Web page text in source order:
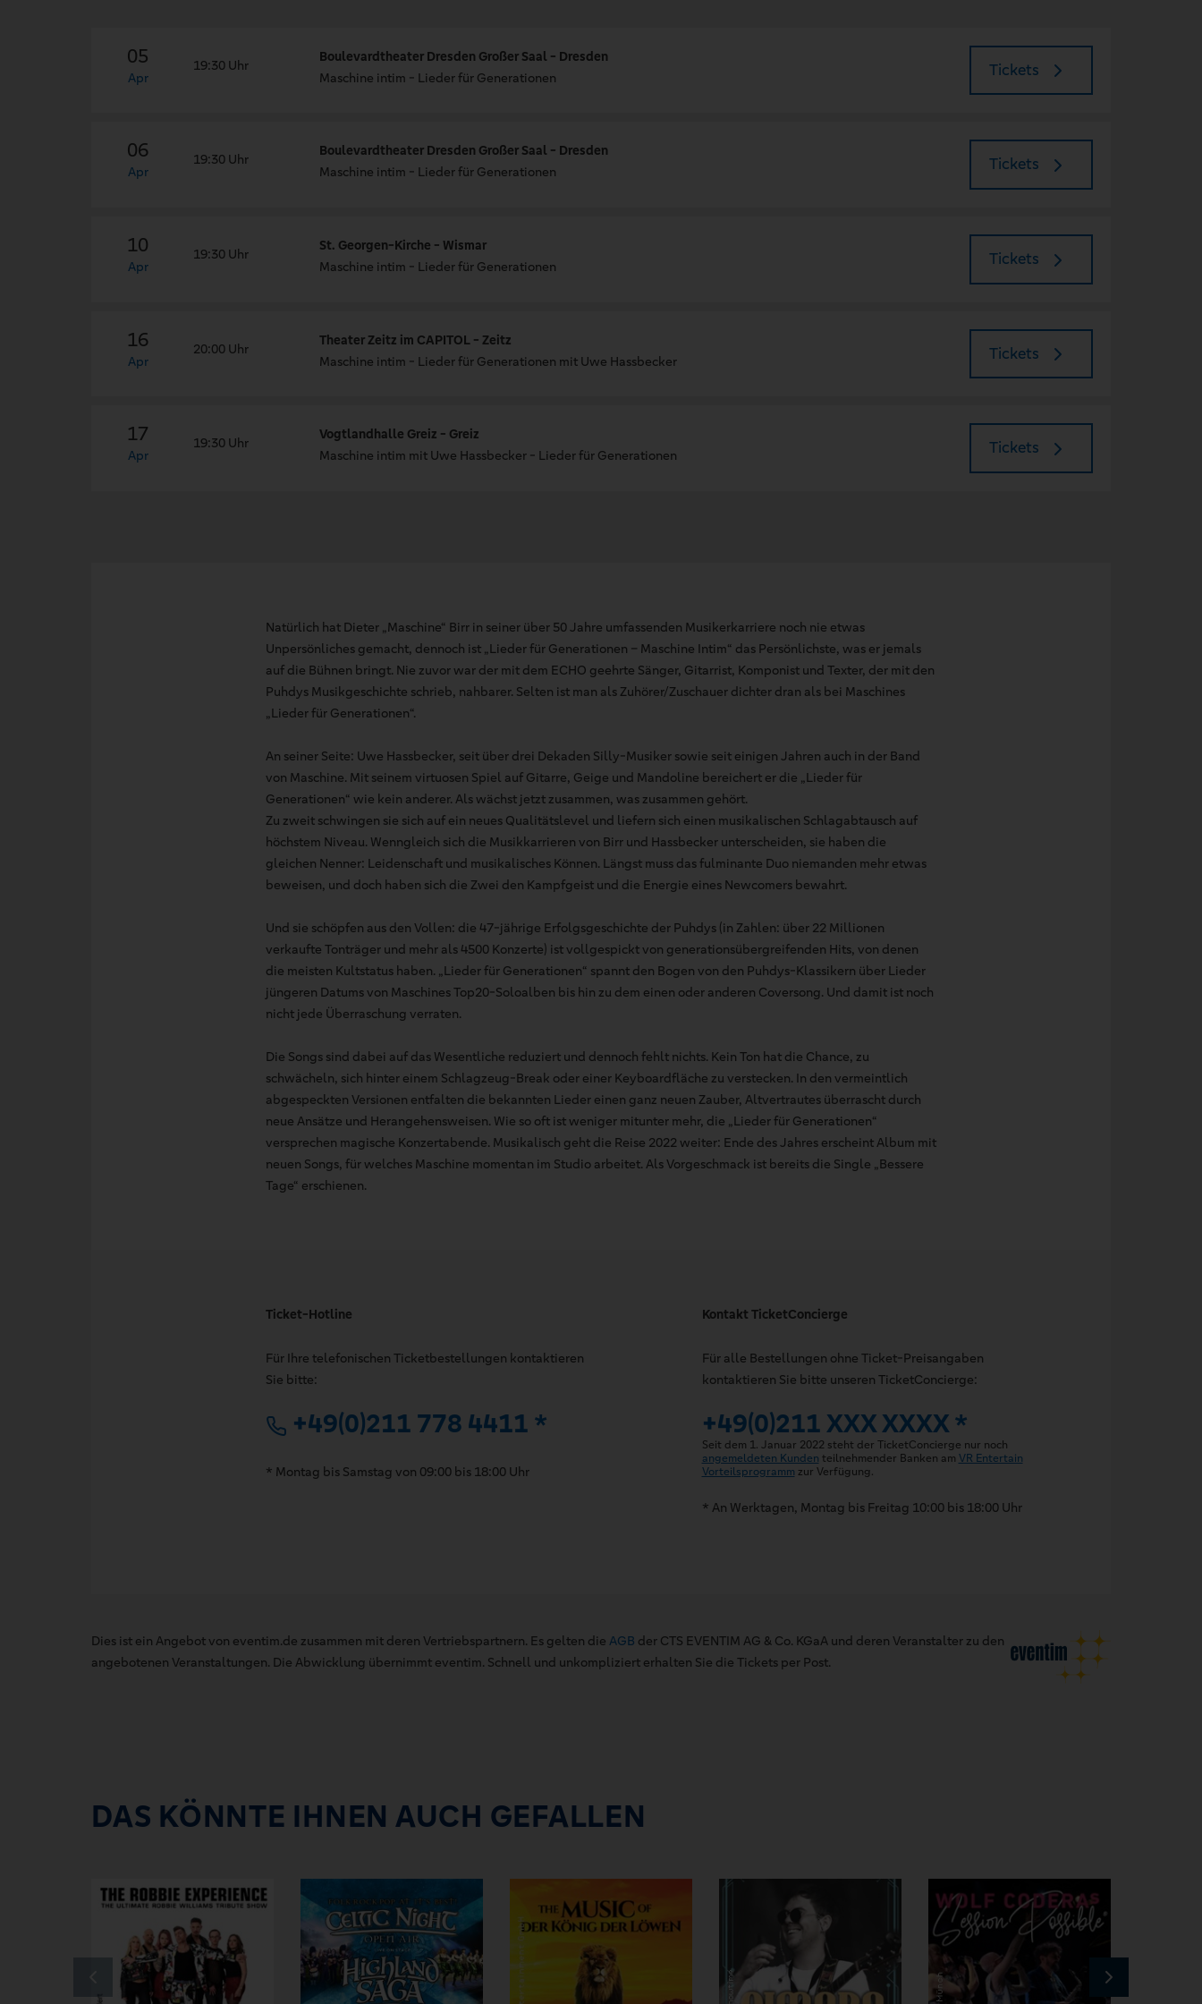
05
Apr
19:30 Uhr
Boulevardtheater Dresden Großer Saal - Dresden
Maschine intim - Lieder für Generationen
Tickets
06
Apr
19:30 Uhr
Boulevardtheater Dresden Großer Saal - Dresden
Maschine intim - Lieder für Generationen
Tickets
10
Apr
19:30 Uhr
St. Georgen-Kirche - Wismar
Maschine intim - Lieder für Generationen
Tickets
16
Apr
20:00 Uhr
Theater Zeitz im CAPITOL - Zeitz
Maschine intim - Lieder für Generationen mit Uwe Hassbecker
Tickets
17
Apr
19:30 Uhr
Vogtlandhalle Greiz - Greiz
Maschine intim mit Uwe Hassbecker - Lieder für Generationen
Tickets
Natürlich hat Dieter „Maschine“ Birr in seiner über 50 Jahre umfassenden Musikerkarriere noch nie etwas
Unpersönliches gemacht, dennoch ist „Lieder für Generationen – Maschine Intim“ das Persönlichste, was er jemals
auf die Bühnen bringt. Nie zuvor war der mit dem ECHO geehrte Sänger, Gitarrist, Komponist und Texter, der mit den
Puhdys Musikgeschichte schrieb, nahbarer. Selten ist man als Zuhörer/Zuschauer dichter dran als bei Maschines
„Lieder für Generationen“.
An seiner Seite: Uwe Hassbecker, seit über drei Dekaden Silly-Musiker sowie seit einigen Jahren auch in der Band
von Maschine. Mit seinem virtuosen Spiel auf Gitarre, Geige und Mandoline bereichert er die „Lieder für
Generationen“ wie kein anderer. Als wächst jetzt zusammen, was zusammen gehört.
Zu zweit schwingen sie sich auf ein neues Qualitätslevel und liefern sich einen musikalischen Schlagabtausch auf
höchstem Niveau. Wenngleich sich die Musikkarrieren von Birr und Hassbecker unterscheiden, sie haben die
gleichen Nenner: Leidenschaft und musikalisches Können. Längst muss das fulminante Duo niemanden mehr etwas
beweisen, und doch haben sich die Zwei den Kampfgeist und die Energie eines Newcomers bewahrt.
Und sie schöpfen aus den Vollen: die 47-jährige Erfolgsgeschichte der Puhdys (in Zahlen: über 22 Millionen
verkaufte Tonträger und mehr als 4500 Konzerte) ist vollgespickt von generationsübergreifenden Hits, von denen
die meisten Kultstatus haben. „Lieder für Generationen“ spannt den Bogen von den Puhdys-Klassikern über Lieder
jüngeren Datums von Maschines Top20-Soloalben bis hin zu dem einen oder anderen Coversong. Und damit ist noch
nicht jede Überraschung verraten.
Die Songs sind dabei auf das Wesentliche reduziert und dennoch fehlt nichts. Kein Ton hat die Chance, zu
schwächeln, sich hinter einem Schlagzeug-Break oder einer Keyboardfläche zu verstecken. In den vermeintlich
abgespeckten Versionen entfalten die bekannten Lieder einen ganz neuen Zauber, Altvertrautes überrascht durch
neue Ansätze und Herangehensweisen. Wie so oft ist weniger mitunter mehr, die „Lieder für Generationen“
versprechen magische Konzertabende. Musikalisch geht die Reise 2022 weiter: Ende des Jahres erscheint Album mit
neuen Songs, für welches Maschine momentan im Studio arbeitet. Als Vorgeschmack ist bereits die Single „Bessere
Tage“ erschienen.
Ticket-Hotline
Für Ihre telefonischen Ticketbestellungen kontaktieren
Sie bitte:
+49(0)211 778 4411 *
* Montag bis Samstag von 09:00 bis 18:00 Uhr
Kontakt TicketConcierge
Für alle Bestellungen ohne Ticket-Preisangaben
kontaktieren Sie bitte unseren TicketConcierge:
+49(0)211 XXX XXXX *
Seit dem 1. Januar 2022 steht der TicketConcierge nur noch
angemeldeten Kunden teilnehmender Banken am VR Entertain
Vorteilsprogramm zur Verfügung.
* An Werktagen, Montag bis Freitag 10:00 bis 18:00 Uhr
Dies ist ein Angebot von eventim.de zusammen mit deren Vertriebspartnern. Es gelten die AGB der CTS EVENTIM AG & Co. KGaA und deren Veranstalter zu den
angebotenen Veranstaltungen. Die Abwicklung übernimmt eventim. Schnell und unkompliziert erhalten Sie die Tickets per Post.
DAS KÖNNTE IHNEN AUCH GEFALLEN